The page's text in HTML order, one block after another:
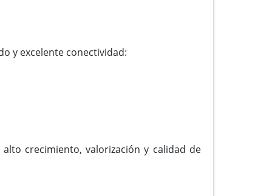
y excelente conectividad:
crecimiento, valorización y calidad de